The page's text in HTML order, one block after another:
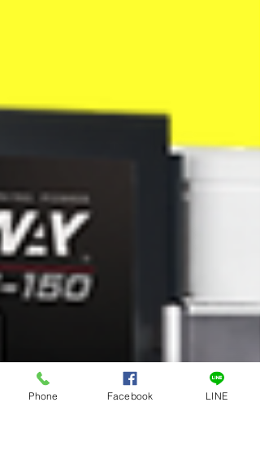
Phone Facebook LINE